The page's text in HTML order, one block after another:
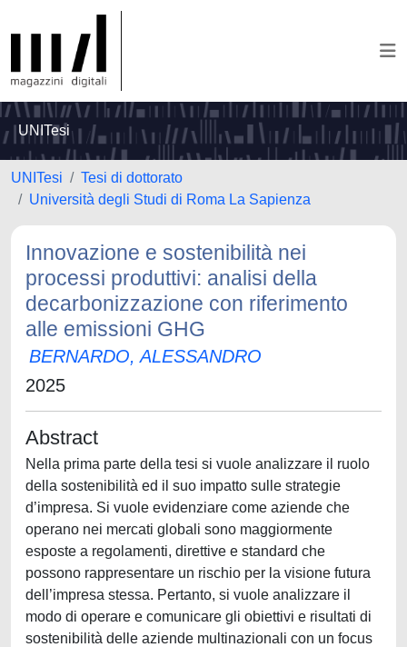
UNITesi
UNITesi
Tesi di dottorato
Università degli Studi di Roma La Sapienza
Innovazione e sostenibilità nei
processi produttivi: analisi della
decarbonizzazione con riferimento
alle emissioni GHG
BERNARDO, ALESSANDRO
2025
Abstract
Nella prima parte della tesi si vuole analizzare il ruolo
della sostenibilità ed il suo impatto sulle strategie
d’impresa. Si vuole evidenziare come aziende che
operano nei mercati globali sono maggiormente
esposte a regolamenti, direttive e standard che
possono rappresentare un rischio per la visione futura
dell’impresa stessa. Pertanto, si vuole analizzare il
modo di operare e comunicare gli obiettivi e risultati di
sostenibilità delle aziende multinazionali con un focus